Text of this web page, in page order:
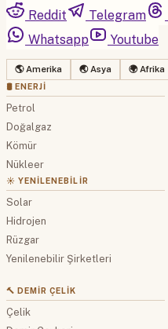
Reddit
Telegram
Whatsapp
Youtube
🌎 Amerika 🌏 Asya 🌍 Afrika
🛢 ENERJI
Petrol
Doğalgaz
Kömür
Nükleer
☀️ YENILENEBILIR
Solar
Hidrojen
Rüzgar
Yenilenebilir Şirketleri
🔨 DEMIR ÇELIK
Çelik